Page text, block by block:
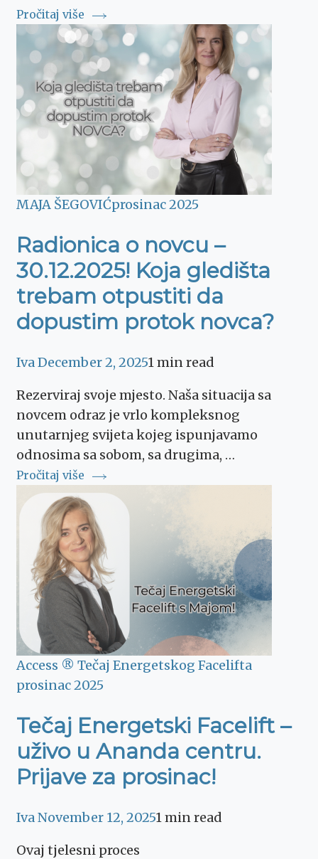
Pročitaj više
MAJA ŠEGOVIĆprosinac 2025
Radionica o novcu –
30.12.2025! Koja gledišta
trebam otpustiti da
dopustim protok novca?
IvaDecember 2, 20251 min read
Rezerviraj svoje mjesto. Naša situacija sa
novcem odraz je vrlo kompleksnog
unutarnjeg svijeta kojeg ispunjavamo
odnosima sa sobom, sa drugima, …
Pročitaj više
Access ® Tečaj Energetskog Facelifta
prosinac 2025
Tečaj Energetski Facelift –
uživo u Ananda centru.
Prijave za prosinac!
IvaNovember 12, 20251 min read
Ovaj tjelesni proces